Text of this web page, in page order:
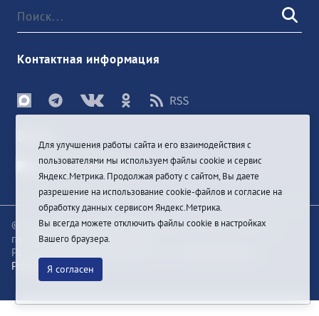
Контактная информация
© При цитировании информации с сайта ссылка на
первоисточник обязательна
Разработка и техподдержка сайта
Pragmatic Studio
Для улучшения работы сайта и его взаимодействия с
пользователями мы используем файлы cookie и сервис
Яндекс.Метрика. Продолжая работу с сайтом, Вы даете
разрешение на использование cookie-файлов и согласие на
обработку данных сервисом Яндекс.Метрика.
Вы всегда можете отключить файлы cookie в настройках
Вашего браузера.
Я согласен